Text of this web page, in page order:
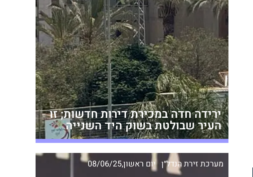
ירידה חדה במכירת דירות חדשות; זו
העיר שבולטת בשוק היד השנייה
מערכת זירת הנדל״ן יום ראשון,08/06/25